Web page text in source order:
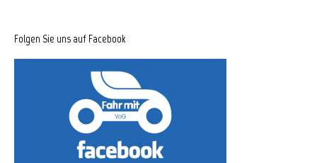
Folgen Sie uns auf Facebook